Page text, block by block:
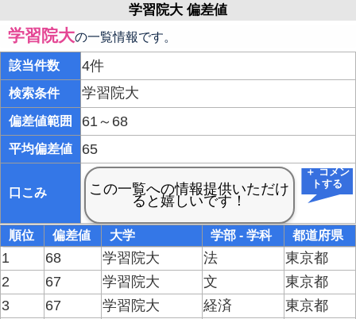
学習院大 偏差値
学習院大の一覧情報です。
該当件数 4件
検索条件 学習院大
偏差値範囲 61～68
平均偏差値 65
口こみ
＋ コメン
トする
順位 偏差値 大学 学部 - 学科 都道府県
1 68 学習院大 法
東京都
2
67 学習院大 文
東京都
3
67 学習院大 経済
東京都